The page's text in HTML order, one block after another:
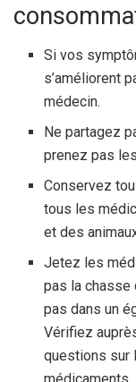
Si vos
s’améliorent
médecin.
Ne partagez
prenez pas
Conservez
tous les
et des
Jetez les
pas la chasse
pas dans un
Vérifiez
questions sur